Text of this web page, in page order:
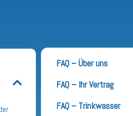
FAQ – Über uns
FAQ – Ihr Vertrag
FAQ – Trinkwasser